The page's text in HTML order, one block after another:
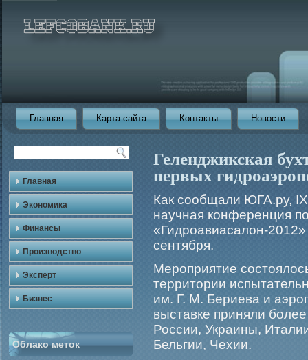
Главная Карта сайта Контакты Новости
Главная
Экономика
Финансы
Производство
Эксперт
Бизнес
Облако меток
Геленджикская
первых
Как сообщали ЮГА.ру,
научная конференция
«Гидрοавиасалон-
сентября.
Мерοприятие
территории
им. Г. М. Бериева и
выставке приняли
России, Украины,
Бельгии, Чехии.